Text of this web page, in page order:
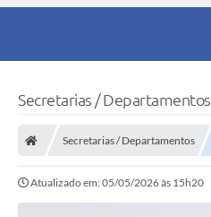
Secretarias / Departamentos
Secretarias / Departamentos
Atualizado em: 05/05/2026 às 15h20